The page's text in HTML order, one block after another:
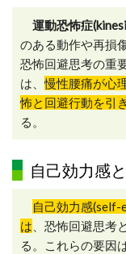
運動恐怖症
のある動作や再損
恐怖回避思考の重
は、慢性腰痛が心
怖と回避行動を引
る。
自己効力感
自己効力感
は 、恐怖回避思
る。これらの要因